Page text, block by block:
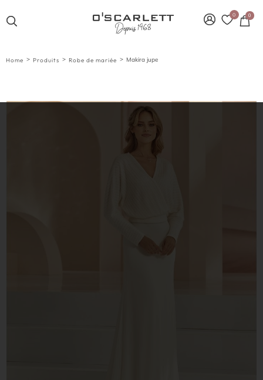
0 0
Home > Produits > Robe de mariée > Makira jupe